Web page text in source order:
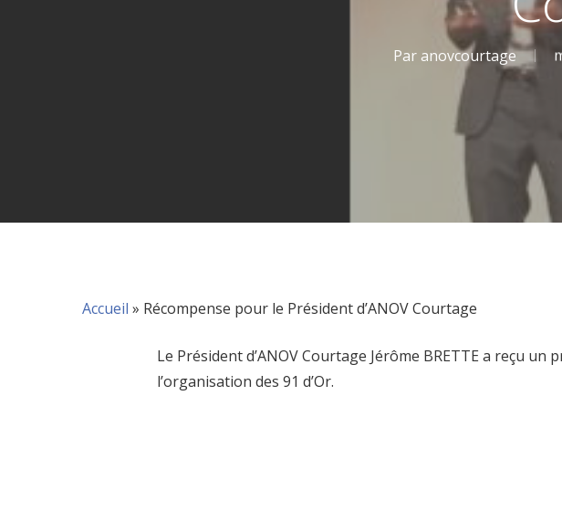
Paranovcourtage
Accueil » Récompense pour le Président d’ANOV Courtage
Le Président d’ANOV Courtage Jérôme BRETTE a reçu
l’organisation des 91 d’Or.